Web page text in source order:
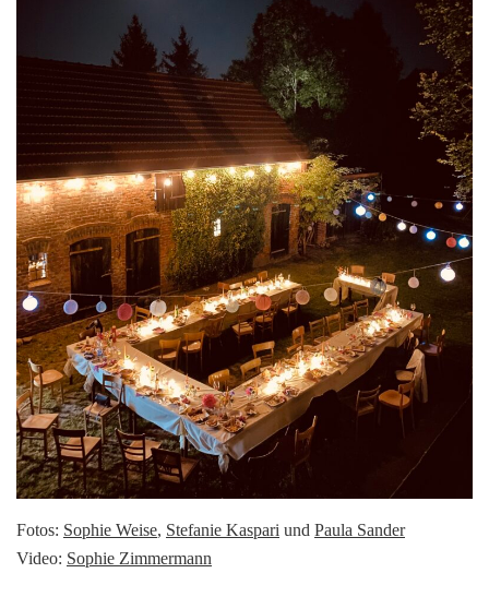
Fotos: Sophie Weise, Stefanie Kaspari und Paula Sander
Video: Sophie Zimmermann